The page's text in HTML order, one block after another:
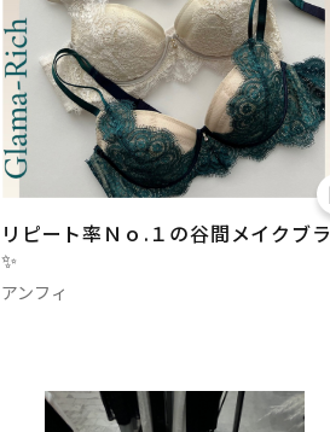
リピート率Ｎｏ.１の谷間メイクブラ
✨
アンフィ